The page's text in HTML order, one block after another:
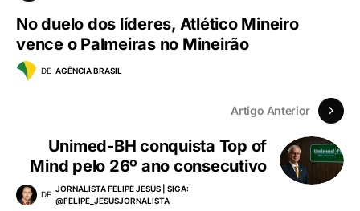
No duelo dos líderes, Atlético Mineiro
vence o Palmeiras no Mineirão
DE AGÊNCIA BRASIL
Artigo Anterior
Unimed-BH conquista Top of
Mind pelo 26º ano consecutivo
DE
JORNALISTA FELIPE JESUS | SIGA:
@FELIPE_JESUSJORNALISTA